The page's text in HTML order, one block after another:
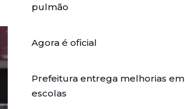
pulmão
Agora é oficial
Prefeitura entrega melhorias em
escolas